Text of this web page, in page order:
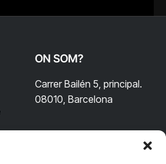
ON SOM?
Carrer Bailén 5, principal.
08010, Barcelona